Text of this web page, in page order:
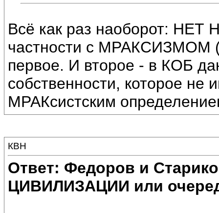
Всё как раз наоборот:
частности с МРАКСИЗМОМ
первое. И второе - в КОБ
собственности, которое не
МРАКсистским
КВН
Ответ: Федоров и
ЦИВИЛИЗАЦИИ или